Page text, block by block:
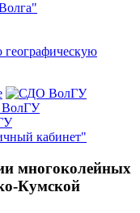
географическую
ВолГУ
кабинет"
многоколейных
Кумской